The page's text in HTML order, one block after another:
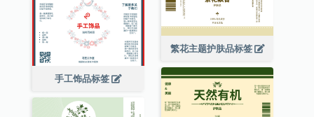
繁花主题护肤品标签
手工饰品标签